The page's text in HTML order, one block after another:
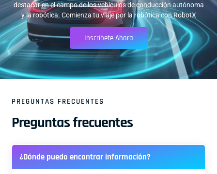
destacar en el campo de los vehículos de conducción autónoma
y la robótica. Comienza tu viaje por la robótica con RobotX
Inscríbete Ahora
PREGUNTAS FRECUENTES
Preguntas frecuentes
¿Dónde puedo encontrar información?